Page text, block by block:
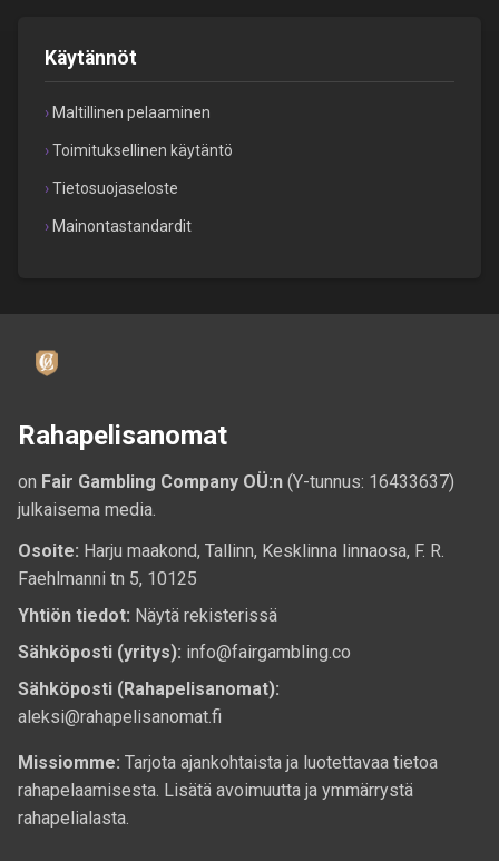
Käytännöt
Maltillinen pelaaminen
Toimituksellinen käytäntö
Tietosuojaseloste
Mainontastandardit
Rahapelisanomat
on Fair Gambling Company OÜ:n (Y-tunnus: 16433637)
julkaisema media.
Osoite: Harju maakond, Tallinn, Kesklinna linnaosa, F. R.
Faehlmanni tn 5, 10125
Yhtiön tiedot: Näytä rekisterissä
Sähköposti (yritys): info@fairgambling.co
Sähköposti (Rahapelisanomat):
aleksi@rahapelisanomat.fi
Missiomme: Tarjota ajankohtaista ja luotettavaa tietoa
rahapelaamisesta. Lisätä avoimuutta ja ymmärrystä
rahapelialasta.